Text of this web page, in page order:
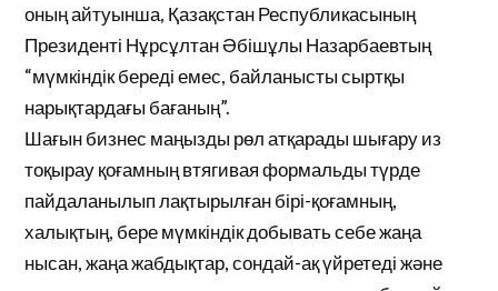
оның айтуынша, Қазақстан Республикасының
Президенті Нұрсұлтан Әбішұлы Назарбаевтың
“мүмкіндік береді емес, байланысты сыртқы
нарықтардағы бағаның”.
Шағын бизнес маңызды рөл атқарады шығару из
тоқырау қоғамның втягивая формальды түрде
пайдаланылып лақтырылған бірі-қоғамның,
халықтың, бере мүмкіндік добывать себе жаңа
нысан, жаңа жабдықтар, сондай-ақ үйретеді және